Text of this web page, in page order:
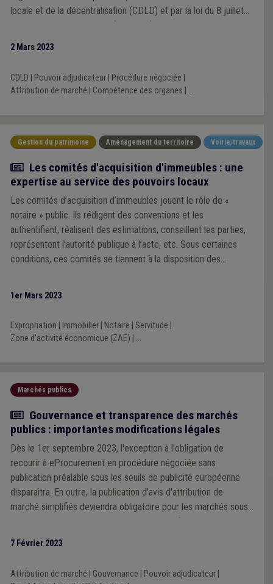
locale et de la décentralisation (CDLD) et par la loi du 8 juillet
2 Mars 2023
CDLD Pouvoir adjudicateur| Procédure négociée
Attribution de marché
Compétence des organes ...
Gestion du patrimoine Aménagement du territoire Voirie/travaux
Article
Les comités d'acquisition d'immeubles : une
expertise au service des pouvoirs locaux
Les comités d’acquisition d’immeubles jouent le rôle de «
notaire » public. Ils rédigent des conventions et les
authentifient, réalisent des estimations, conseillent les parties,
représentent l’autorité publique à l’acte, etc. Sous certaines
conditions, ces comités se tiennent à la disposition des
1er Mars 2023
Expropriation Immobilier| Notaire Servitude
Zone d'activité économique (ZAE)
...
Marchés publics
Actualité
Gouvernance et transparence des marchés
publics : importantes modifications légales
Dès le 1er septembre 2023, l'exception à l'obligation de
recourir à eProcurement en procédure négociée sans
publication préalable sous les seuils de publicité européenne
disparaitra. En outre, la publication d'avis d'attribution de
marché simplifiés deviendra obligatoire pour les marchés sous
les seuils de publicité européenne. L'objectif est d'améliorer la
7 Février 2023
Attribution de marché Gouvernance Pouvoir adjudicateur|